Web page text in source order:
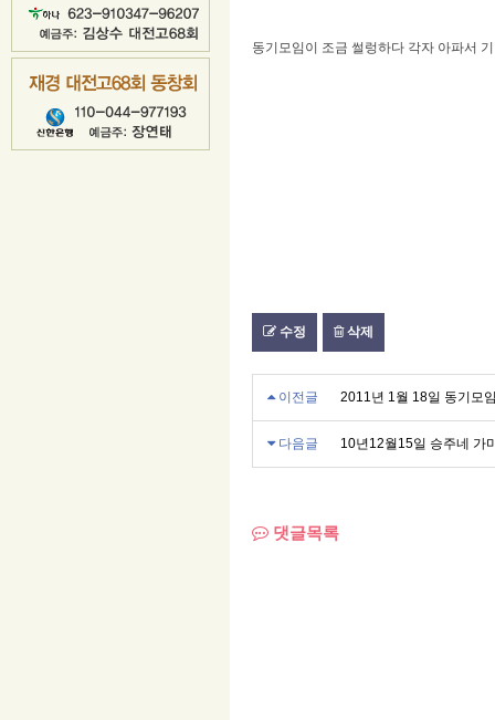
동기모임이 조금 썰렁하다 각자 아파서
수정 삭제
이전글 2011년 1월 18일 동기모
다음글 10년12월15일 승주네 가
댓글목록